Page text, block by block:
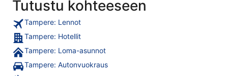
Tutustu kohteeseen
Tampere: Lennot
Tampere: Hotellit
Tampere: Loma-asunnot
Tampere: Autonvuokraus